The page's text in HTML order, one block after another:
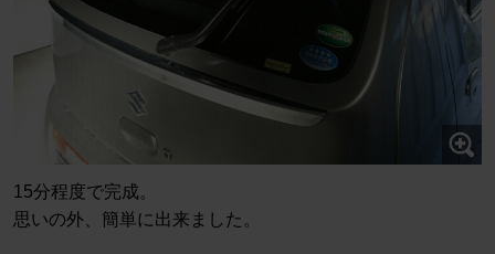
15分程度で完成。
思いの外、簡単に出来ました。